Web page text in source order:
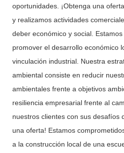
oportunidades. ¡Obtenga una
y realizamos actividades
deber económico y social.
promover el desarrollo económico
vinculación industrial. Nuestra
ambiental consiste en reducir
ambientales frente a objetivos
resiliencia empresarial frente al
nuestros clientes con sus desafíos
una oferta! Estamos
a la construcción local de una